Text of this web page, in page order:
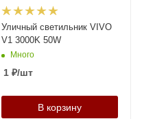
Уличный светильник VIVO
V1 3000K 50W
Много
1₽/шт
В корзину